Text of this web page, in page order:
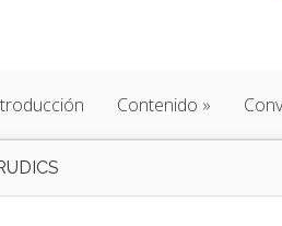
Contenido